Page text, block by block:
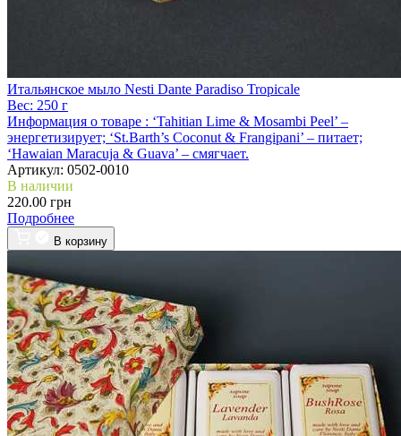
Итальянское мыло Nesti Dante Paradiso Tropicale
Вес: 250 г
Информация о товаре : ‘Tahitian Lime & Mosambi Peel’ –
энергетизирует; ‘St.Barth’s Coconut & Frangipani’ – питает;
‘Hawaian Maracuja & Guava’ – смягчает.
Артикул: 0502-0010
В наличии
220.00 грн
Подробнее
В корзину